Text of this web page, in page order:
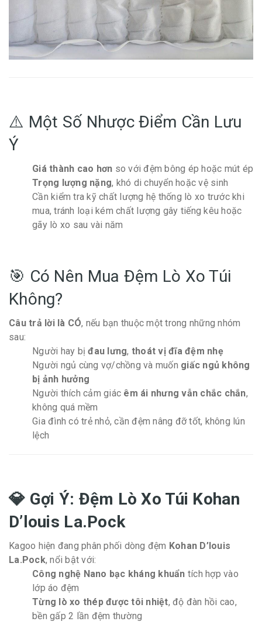
⚠️ Một Số Nhược Điểm Cần Lưu
Ý
Giá thành cao hơn so với đệm bông ép hoặc mút ép
Trọng lượng nặng, khó di chuyển hoặc vệ sinh
Cần kiểm tra kỹ chất lượng hệ thống lò xo trước khi
mua, tránh loại kém chất lượng gây tiếng kêu hoặc
gãy lò xo sau vài năm
🎯 Có Nên Mua Đệm Lò Xo Túi
Không?
Câu trả lời là CÓ, nếu bạn thuộc một trong những nhóm
sau:
Người hay bịđau lưng, thoát vị đĩa đệm nhẹ
Người ngủ cùng vợ/chồng và muốn giấc ngủ không
bị ảnh hưởng
Người thích cảm giác êm ái nhưng vẫn chắc chắn,
không quá mềm
Gia đình có trẻ nhỏ, cần đệm nâng đỡ tốt, không lún
lệch
💎 Gợi Ý: Đệm Lò Xo Túi Kohan
D’louis La.Pock
Kagoo hiện đang phân phối dòng đệm Kohan D’louis
La.Pock, nổi bật với:
Công nghệ Nano bạc kháng khuẩn tích hợp vào
lớp áo đệm
Từng lò xo thép được tôi nhiệt, độ đàn hồi cao,
bền gấp 2 lần đệm thường